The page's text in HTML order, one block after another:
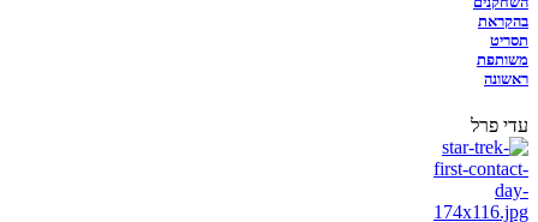
בהקראת
תסריט
משותפת
ראשונה
עדי פרל